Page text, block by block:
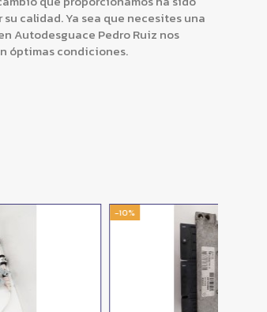
calidad. Ya sea que necesites una
Autodesguace Pedro Ruiz nos
óptimas condiciones.